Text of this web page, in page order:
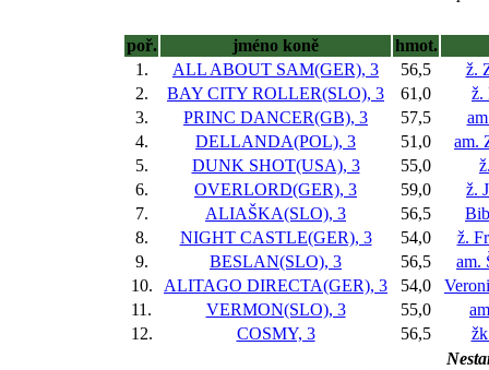
poř. jméno koně
hmot.
1.
ALL ABOUT SAM(GER), 3 56,5
ž.
2.
BAY CITY ROLLER(SLO), 3 61,0
ž.
3.
PRINC DANCER(GB), 3 57,5
4.
DELLANDA(POL), 3 51,0
am.
5.
DUNK SHOT(USA), 3 55,0
6.
OVERLORD(GER), 3 59,0
ž.
7.
ALIAŠKA(SLO), 3 56,5
8.
NIGHT CASTLE(GER), 3 54,0
ž.
9.
BESLAN(SLO), 3 56,5
am.
10.
ALITAGO DIRECTA(GER), 3 54,0
11.
VERMON(SLO), 3 55,0
12.
COSMY, 3 56,5